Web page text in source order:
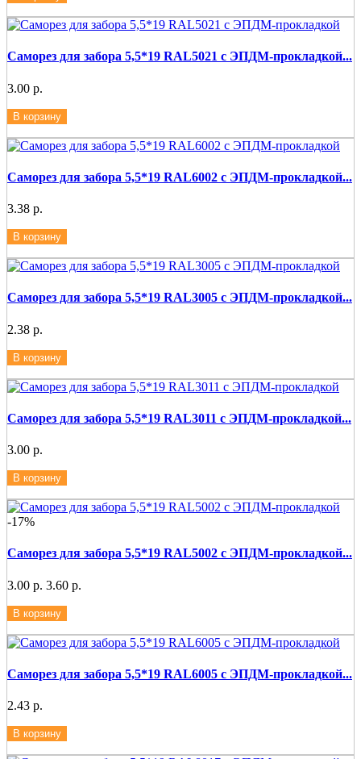
Саморез для забора 5,5*19 RAL5021 с ЭПДМ-прокладкой...
3.00 р.
В корзину
Саморез для забора 5,5*19 RAL6002 с ЭПДМ-прокладкой...
3.38 р.
В корзину
Саморез для забора 5,5*19 RAL3005 с ЭПДМ-прокладкой...
2.38 р.
В корзину
Саморез для забора 5,5*19 RAL3011 с ЭПДМ-прокладкой...
3.00 р.
В корзину
-17%
Саморез для забора 5,5*19 RAL5002 с ЭПДМ-прокладкой...
3.00 р. 3.60 р.
В корзину
Саморез для забора 5,5*19 RAL6005 с ЭПДМ-прокладкой...
2.43 р.
В корзину